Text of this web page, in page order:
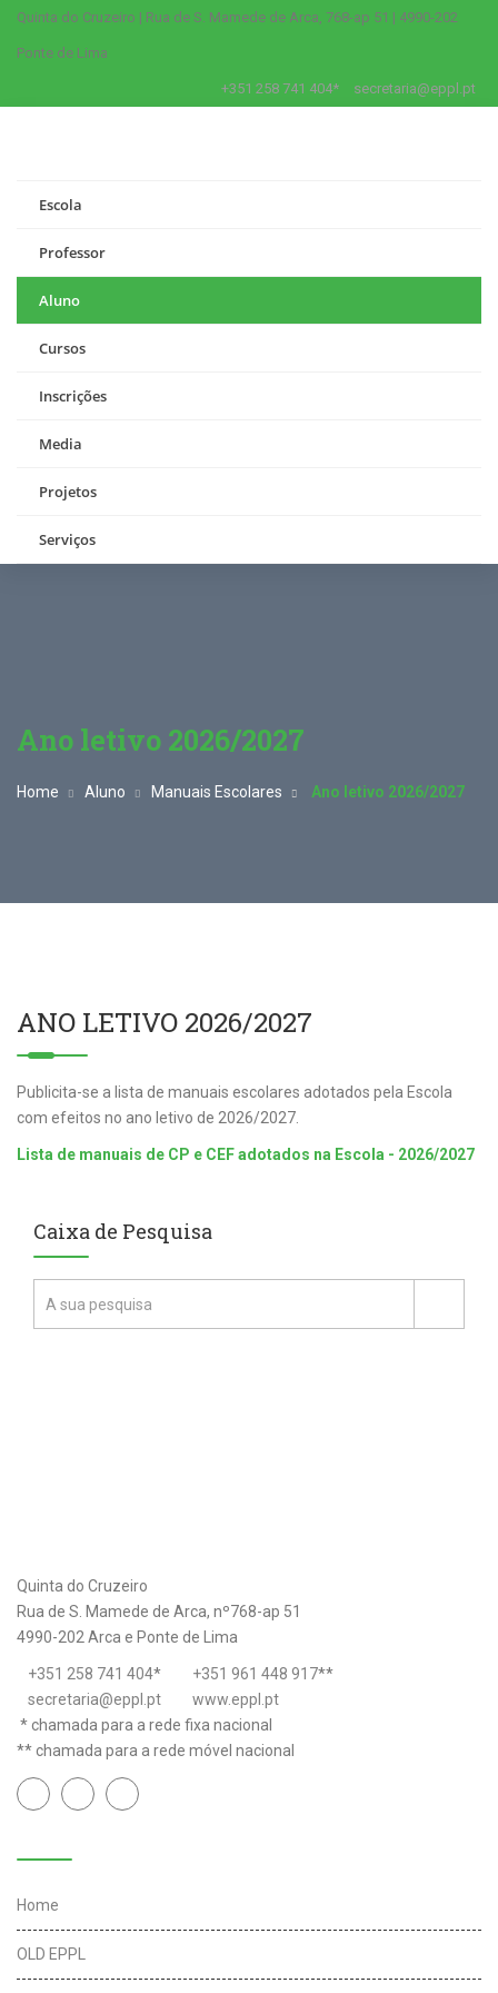
Quinta do Cruzeiro | Rua de S. Mamede de Arca, 768-ap 51 | 4990-202
Ponte de Lima
+351 258 741 404* secretaria@eppl.pt
Escola
Professor
Aluno
Cursos
Inscrições
Media
Projetos
Serviços
Ano letivo 2026/2027
Home Aluno Manuais Escolares Ano letivo 2026/2027
ANO LETIVO 2026/2027
Publicita-se a lista de manuais escolares adotados pela Escola
com efeitos no ano letivo de 2026/2027.
Lista de manuais de CP e CEF adotados na Escola - 2026/2027
Caixa de Pesquisa
Quinta do Cruzeiro
Rua de S. Mamede de Arca, nº768-ap 51
4990-202 Arca e Ponte de Lima
+351 258 741 404* +351 961 448 917**
secretaria@eppl.pt
www.eppl.pt
* chamada para a rede fixa nacional
** chamada para a rede móvel nacional
Home
OLD EPPL